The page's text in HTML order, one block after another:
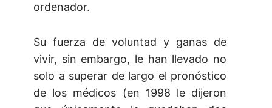
ordenador.
Su fuerza de voluntad y ganas de
vivir, sin embargo, le han llevado no
solo a superar de largo el pronóstico
de los médicos (en 1998 le dijeron